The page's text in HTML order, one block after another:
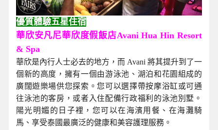
優質體驗五星住宿
華欣安凡尼華欣度假飯店Avani Hua Hin Resort
& Spa
華欣是內行人士必去的地方，而 Avani 將其提升到了一
個新的高度，擁有一個由游泳池、湖泊和花園組成的
廣闊遊樂場供您探索。您可以選擇帶按摩浴缸或可通
往泳池的客房，或者入住配備行政福利的泳池別墅。
陽光明媚的日子裡，您可以在海濱用餐、在海灘騎
馬、享受泰國最廣泛的健康和美容護理服務。